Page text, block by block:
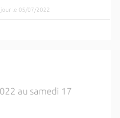
jour le 05/07/2022
au samedi 17